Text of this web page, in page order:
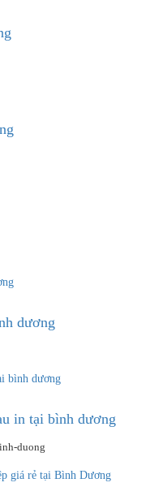
dương
in tại bình dương
duong